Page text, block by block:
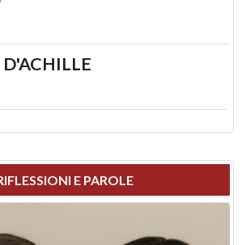
E PAROLE